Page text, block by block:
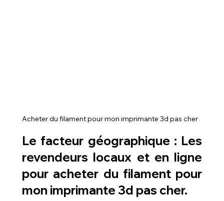
Acheter du filament pour mon imprimante 3d pas cher
Le facteur géographique : Les
revendeurs locaux et en ligne
pour acheter du filament pour
mon imprimante 3d pas cher.